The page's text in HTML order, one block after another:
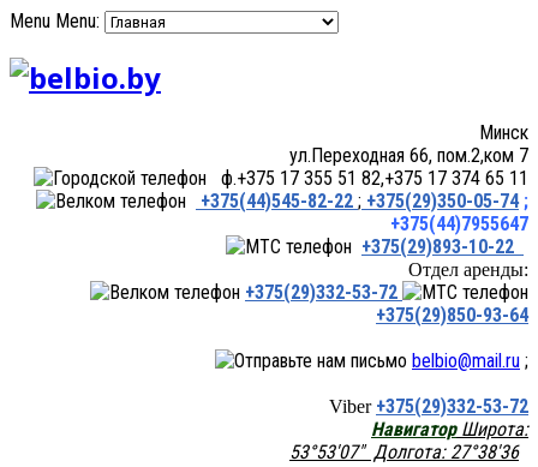
Menu Menu:
Минск
ул.Переходная 66, пом.2,ком 7
ф.+375 17 355 51 82,+375 17 374 65 11
+375(44)545-82-22 ; +375(29)350-05-74 ;
+375(44)7955647
+375(29)893-10-22
Отдел аренды:
+375(29)332-53-72
+375(29)850-93-64
belbio@mail.ru ;
Viber +375(29)332-53-72
НавигаторШирота:
53°53'07" Долгота: 27°38'36